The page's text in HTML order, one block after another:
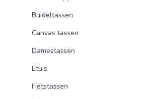
Buideltassen
Canvas tassen
Damestassen
Etuis
Fietstassen